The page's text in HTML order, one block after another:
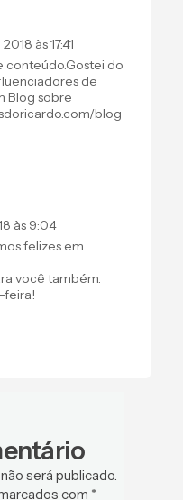
às 17:41
conteúdo.Gostei do
de
Blog sobre
blog
às 9:04
felizes em
você também.
feira!
será publicado.
com *